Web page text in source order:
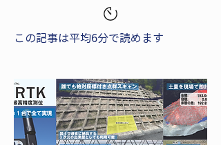
この記事は平均6分で読めます